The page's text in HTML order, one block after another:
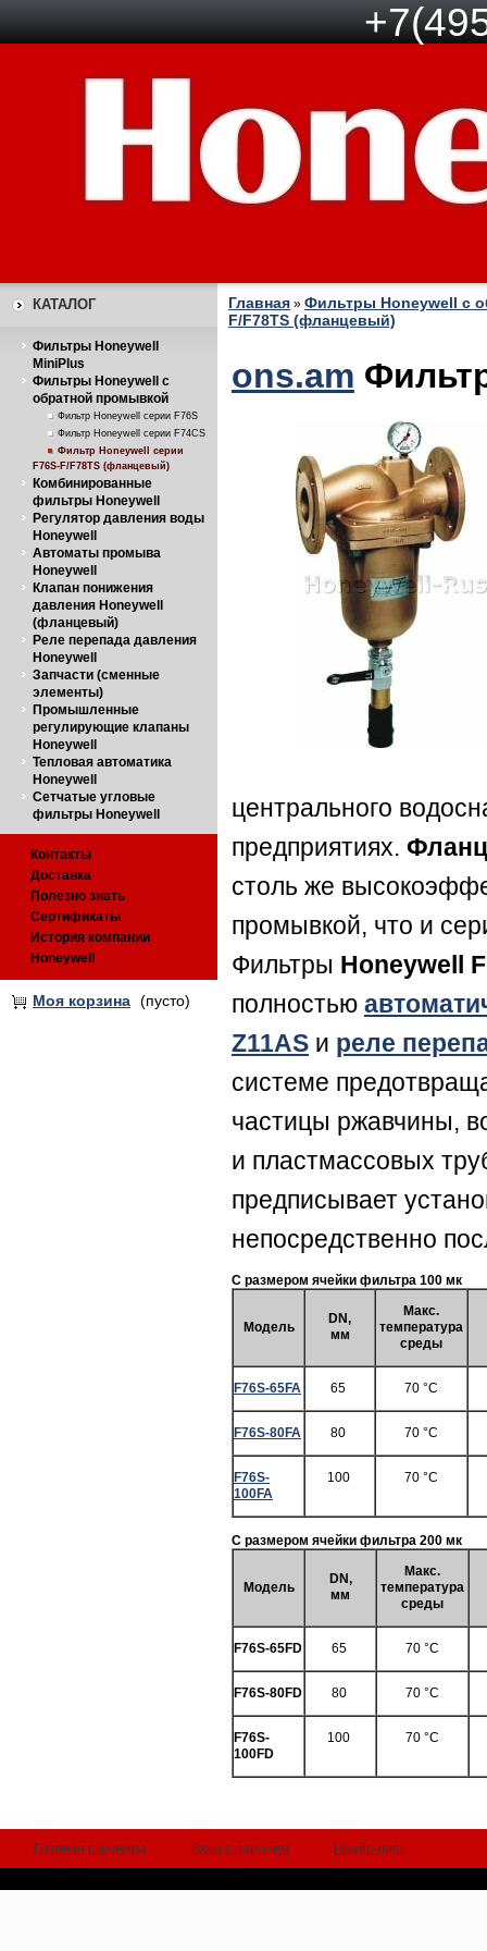
КАТАЛОГ
Фильтры Honeywell
MiniPlus
Фильтры Honeywell с
обратной промывкой
Фильтр Honeywell серии F76S
Фильтр Honeywell серии F74CS
Фильтр Honeywell серии
F76S-F/F78TS (фланцевый)
Комбинированные
фильтры Honeywell
Регулятор давления воды
Honeywell
Автоматы промыва
Honeywell
Клапан понижения
давления Honeywell
(фланцевый)
Реле перепада давления
Honeywell
Запчасти (сменные
элементы)
Промышленные
регулирующие клапаны
Honeywell
Тепловая автоматика
Honeywell
Сетчатые угловые
фильтры Honeywell
Контакты
Доставка
Полезно знать
Сертификаты
История компании
Honeywell
Моя корзина (пусто)
Главная » Фильтры Honeywell с
F/F78TS (фланцевый)
ons.am
центрального
предприятиях.
столь же
промывкой, что и
Фильтры Honeywell
полностью
Z11AS и реле
системе
частицы ржавчины,
и пластмассовых
предписывает
непосредственно
С размером ячейки фильтра 100 мк
Модель
DN,
мм
Макс.
температура
среды
F76S-65FA 65 70 °C
F76S-80FA 80 70 °C
F76S-
100FA
100 70 °C
С размером ячейки фильтра 200 мк
Модель
DN,
мм
Макс.
температура
среды
F76S-65FD 65 70 °C
F76S-80FD 80 70 °C
F76S-
100FD
100 70 °C
Главная страница Вход с паролем Прайс-лист